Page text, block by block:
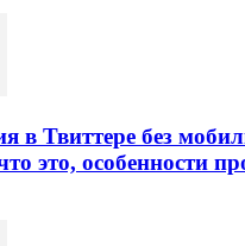
в Твиттере без
это, особенности